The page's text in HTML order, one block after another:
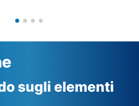
con correzione fase
sugli elementi